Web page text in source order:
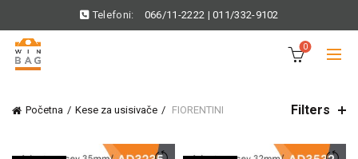
Telefoni: 066/11-2222 |011/332-9102
0
Početna Kese za usisivače FIORENTINI Filters